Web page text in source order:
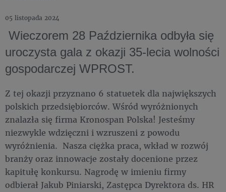
05 listopada 2024
Wieczorem 28 Października odbyła się
uroczysta gala z okazji 35-lecia wolności
gospodarczej WPROST.
Z tej okazji przyznano 6 statuetek dla największych
polskich przedsiębiorców. Wśród wyróżnionych
znalazła się firma Kronospan Polska! Jesteśmy
niezwykle wdzięczni i wzruszeni z powodu
wyróżnienia. Nasza ciężka praca, wkład w rozwój
branży oraz innowacje zostały docenione przez
kapitułę konkursu. Nagrodę w imieniu firmy
odbierał Jakub Piniarski, Zastępca Dyrektora ds. HR